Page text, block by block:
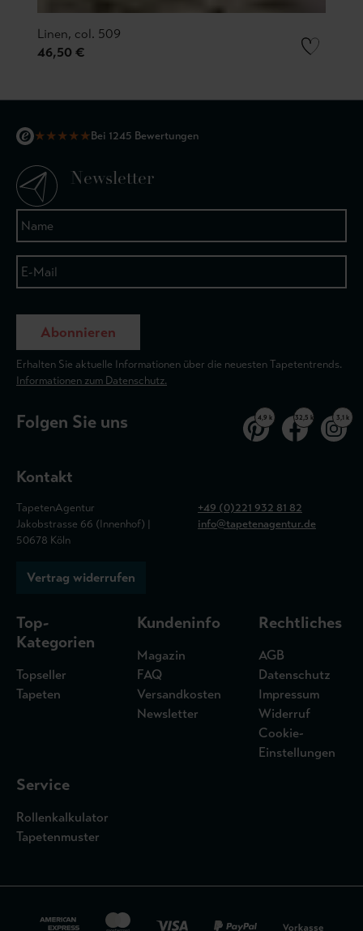
Linen, col. 509
46,50 €
★★★★★Bei 1245 Bewertungen
Newsletter
Abonnieren
Erhalten Sie aktuelle Informationen über die neuesten Tapetentrends.
Informationen zum Datenschutz.
Folgen Sie uns 4,9 k 32,5 k 3,1 k
Kontakt
TapetenAgentur
Jakobstrasse 66 (Innenhof) |
50678 Köln
+49 (0)221 932 81 82
info@tapetenagentur.de
Vertrag widerrufen
Top-
Kategorien
Topseller
Tapeten
Kundeninfo
Magazin
FAQ
Versandkosten
Newsletter
Rechtliches
AGB
Datenschutz
Impressum
Widerruf
Cookie-
Einstellungen
Service
Rollenkalkulator
Tapetenmuster